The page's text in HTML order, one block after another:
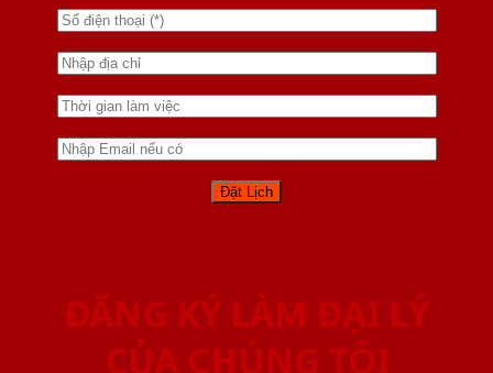
ĐĂNG KÝ LÀM ĐẠI LÝ
CỦA CHÚNG TÔI